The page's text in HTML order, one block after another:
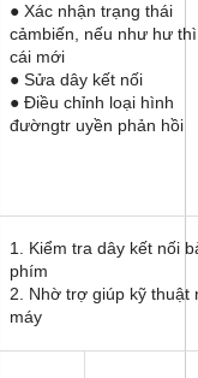
● Xác nhận trạng thái
cảmbiến, nếu như hư
cái mới
● Sửa dây kết nối
● Điều chỉnh loại hình
đườngtr uyền phản hồi
1. Kiểm tra dây kết nối
phím
2. Nhờ trợ giúp kỹ thuật
máy